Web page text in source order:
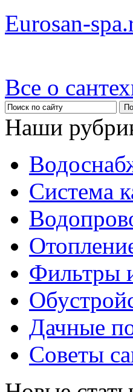
Eurosan-
Все о
Наши
Система
Фильтры
Дачные
Советы